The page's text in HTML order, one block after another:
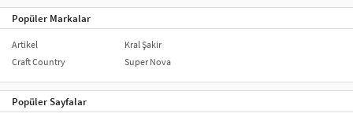
Doğum günü pasta süsleri, modern ve zarif tasarımlarıyla
kutlamalarınıza özel bir dokunuş sağlar. Pleksi ve simli eva malzemeden
üretilen topperlar, hem çocuklar hem de yetişkinler için ideal bir
seçimdir. Altın ve gümüş renk seçenekleriyle
tamamlayıcı olan bu ürünler, pastalarınızı daha gösterişli hale getirir.
Şık ve zarifpleksi pasta süslerisayesinde kişiye özel tasarımlar
oluşturabilir, yaş kutlamaları için ihtiyacınız olan süslemeleri kolayca
Popüler Markalar
Artikel
Craft Country
Kral Şakir
Super Nova
Popüler Sayfalar